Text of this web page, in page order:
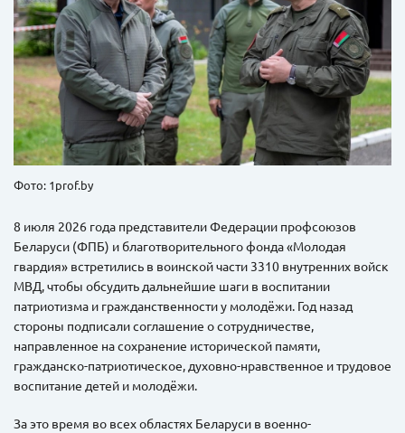
Фото: 1prof.by
8 июля 2026 года представители Федерации профсоюзов
Беларуси (ФПБ) и благотворительного фонда «Молодая
гвардия» встретились в воинской части 3310 внутренних войск
МВД, чтобы обсудить дальнейшие шаги в воспитании
патриотизма и гражданственности у молодёжи. Год назад
стороны подписали соглашение о сотрудничестве,
направленное на сохранение исторической памяти,
гражданско-патриотическое, духовно-нравственное и трудовое
воспитание детей и молодёжи.
За это время во всех областях Беларуси в военно-